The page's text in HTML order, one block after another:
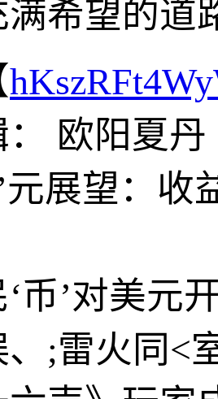
希望的道
欧阳夏丹
元展望：
币’对美元
、;雷火同<